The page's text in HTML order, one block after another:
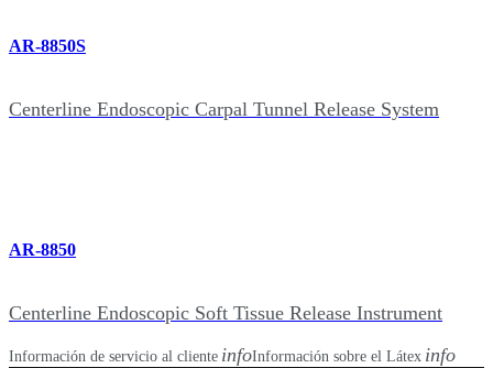
AR-8850S
Centerline Endoscopic Carpal Tunnel Release System
AR-8850
Centerline Endoscopic Soft Tissue Release Instrument
Información de servicio al cliente infoInformación sobre el Látex info